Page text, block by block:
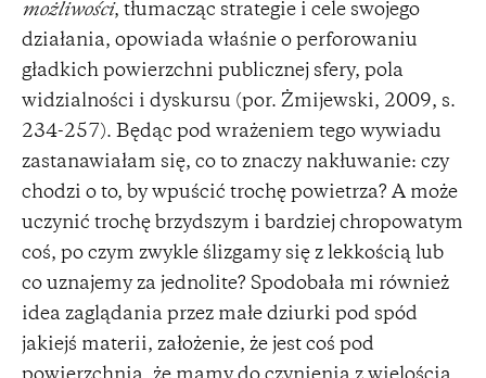
możliwości, tłumacząc strategie i cele swojego
działania, opowiada właśnie o perforowaniu
gładkich powierzchni publicznej sfery, pola
widzialności i dyskursu (por. Żmijewski, 2009, s.
234-257). Będąc pod wrażeniem tego wywiadu
zastanawiałam się, co to znaczy nakłuwanie: czy
chodzi o to, by wpuścić trochę powietrza? A może
uczynić trochę brzydszym i bardziej chropowatym
coś, po czym zwykle ślizgamy się z lekkością lub
co uznajemy za jednolite? Spodobała mi również
idea zaglądania przez małe dziurki pod spód
jakiejś materii, założenie, że jest coś pod